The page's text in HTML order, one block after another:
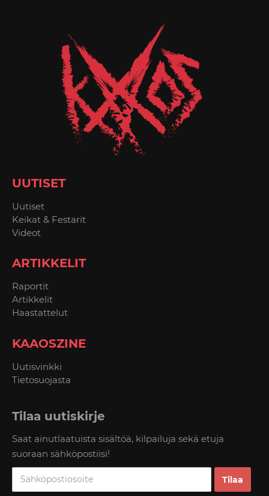
UUTISET
Uutiset
Keikat & Festarit
Videot
ARTIKKELIT
Raportit
Artikkelit
Haastattelut
KAAOSZINE
Uutisvinkki
Tietosuojasta
Tilaa uutiskirje
Saat ainutlaatuista sisältöä, kilpailuja sekä etuja
suoraan sähköpostiisi!